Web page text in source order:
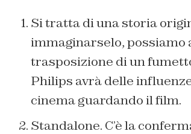
Si tratta di una storia
immaginarselo, possiamo
trasposizione di un
Philips avrà delle
cinema guardando il film.
Standalone. C’è la